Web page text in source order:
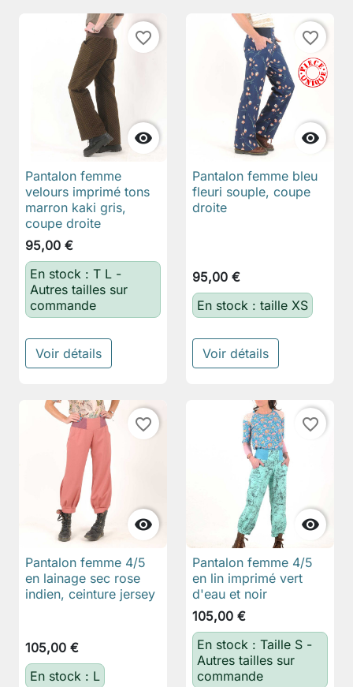

favorite_border
Pantalon femme
velours imprimé tons
marron kaki gris,
coupe droite
95,00 €
En stock : T L -
Autres tailles sur
commande
Voir détails

favorite_border
Pantalon femme bleu
fleuri souple, coupe
droite
95,00 €
En stock : taille XS
Voir détails

favorite_border
Pantalon femme 4/5
en lainage sec rose
indien, ceinture jersey
105,00 €
En stock : L

favorite_border
Pantalon femme 4/5
en lin imprimé vert
d'eau et noir
105,00 €
En stock : Taille S -
Autres tailles sur
commande